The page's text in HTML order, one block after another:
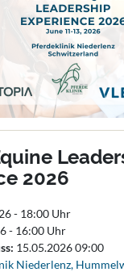
2026
- 18:00 Uhr
- 16:00 Uhr
15.05.2026 09:00
Niederlenz,